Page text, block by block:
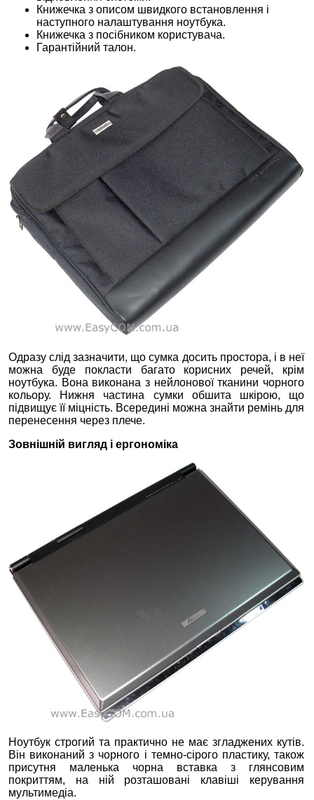
Книжечка з описом швидкого встановлення і
наступного налаштування ноутбука.
Книжечка з посібником користувача.
Гарантійний талон.
Одразу слід зазначити, що сумка досить простора, і в неї
можна буде покласти багато корисних речей, крім
ноутбука. Вона виконана з нейлонової тканини чорного
кольору. Нижня частина сумки обшита шкірою, що
підвищує її міцність. Всередині можна знайти ремінь для
перенесення через плече.
Зовнішній вигляд і ергономіка
Ноутбук строгий та практично не має згладжених кутів.
Він виконаний з чорного і темно-сірого пластику, також
присутня маленька чорна вставка з глянсовим
покриттям, на ній розташовані клавіші керування
мультимедіа.